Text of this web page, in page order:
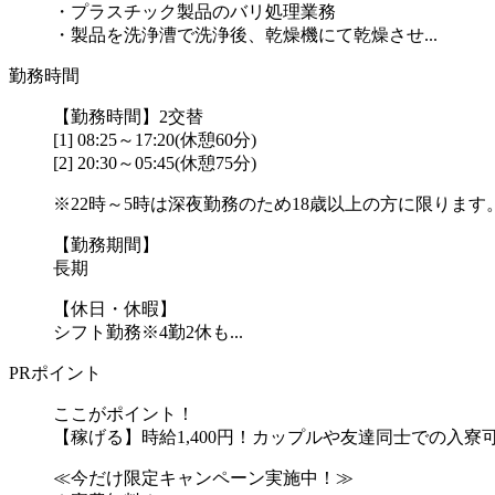
・プラスチック製品のバリ処理業務
・製品を洗浄漕で洗浄後、乾燥機にて乾燥させ...
勤務時間
【勤務時間】2交替
[1] 08:25～17:20(休憩60分)
[2] 20:30～05:45(休憩75分)
※22時～5時は深夜勤務のため18歳以上の方に限ります
【勤務期間】
長期
【休日・休暇】
シフト勤務※4勤2休も...
PRポイント
ここがポイント！
【稼げる】時給1,400円！カップルや友達同士での入寮
≪今だけ限定キャンペーン実施中！≫